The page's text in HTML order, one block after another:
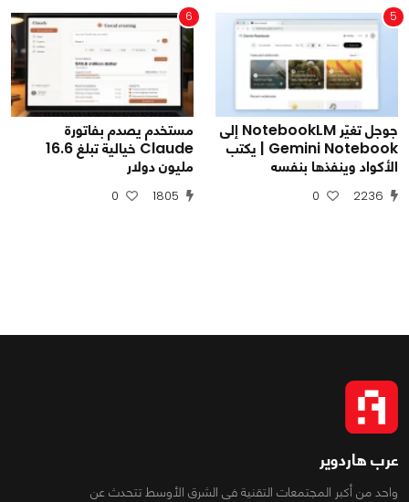
5
جوجل تغيّر NotebookLM إلى
Gemini Notebook | يكتب
الأكواد وينفذها بنفسه
2236
0
6
مستخدم يصدم بفاتورة
Claude خيالية تبلغ 16.6
مليون دولار
1805
0
عرب هاردوير
واحد من أكبر المجتمعات التقنية فى الشرق الأوسط تتحدث عن